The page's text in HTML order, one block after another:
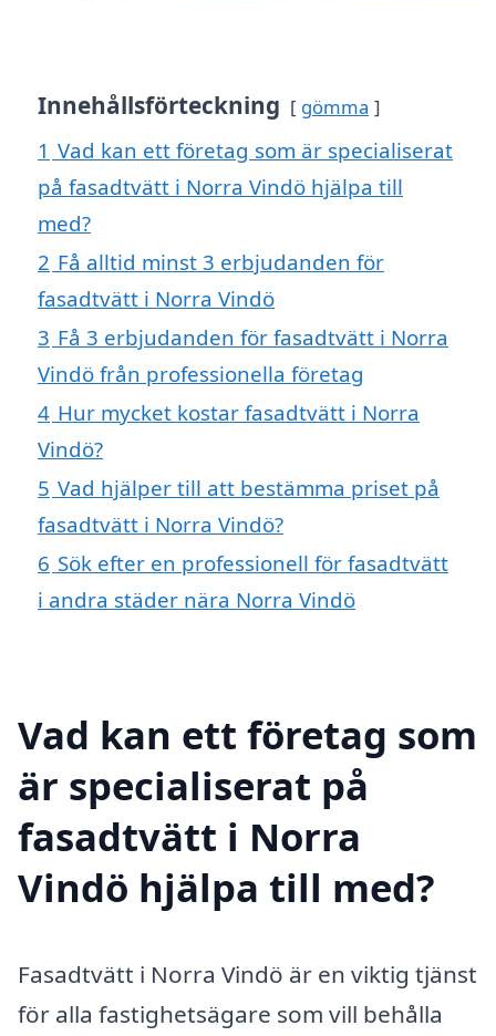
Innehållsförteckning gömma
1 Vad kan ett företag som är specialiserat
på fasadtvätt i Norra Vindö hjälpa till
med?
2 Få alltid minst 3 erbjudanden för
fasadtvätt i Norra Vindö
3 Få 3 erbjudanden för fasadtvätt i Norra
Vindö från professionella företag
4 Hur mycket kostar fasadtvätt i Norra
Vindö?
5 Vad hjälper till att bestämma priset på
fasadtvätt i Norra Vindö?
6 Sök efter en professionell för fasadtvätt
i andra städer nära Norra Vindö
Vad kan ett företag som
är specialiserat på
fasadtvätt i Norra
Vindö hjälpa till med?
Fasadtvätt i Norra Vindö är en viktig tjänst
för alla fastighetsägare som vill behålla